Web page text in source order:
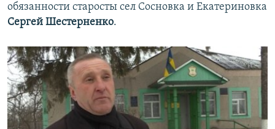
обязанности старосты сел Сосновка и Екатериновка
Сергей Шестерненко.